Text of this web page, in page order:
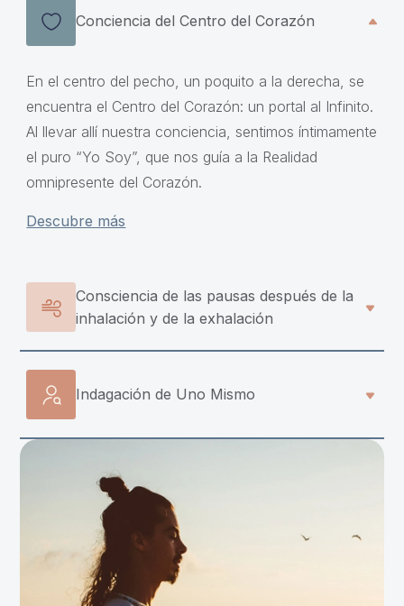
Conciencia del Centro del Corazón
En el centro del pecho, un poquito a la derecha, se
encuentra el Centro del Corazón: un portal al Infinito.
Al llevar allí nuestra conciencia, sentimos íntimamente
el puro “Yo Soy”, que nos guía a la Realidad
omnipresente del Corazón.
Descubre más
Consciencia de las pausas después de la
inhalación y de la exhalación
Indagación de Uno Mismo